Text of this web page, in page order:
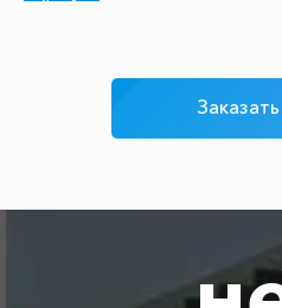
Ростов-на-Дону